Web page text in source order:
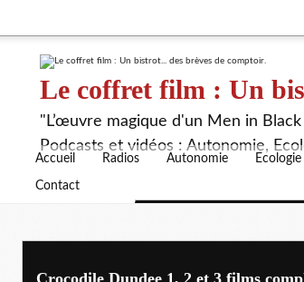
Le coffret film : Un
"L’œuvre magique d'un Men in
Podcasts et vidéos : Autonomie,
Accueil Radios Autonomie Ecologie
Contact
Crocodile Dundee 1, 2 et 3 films